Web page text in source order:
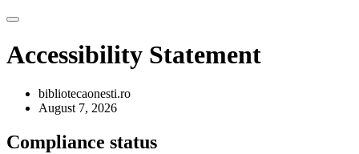
Accessibility Statement
bibliotecaonesti.ro
August 7, 2026
Compliance status